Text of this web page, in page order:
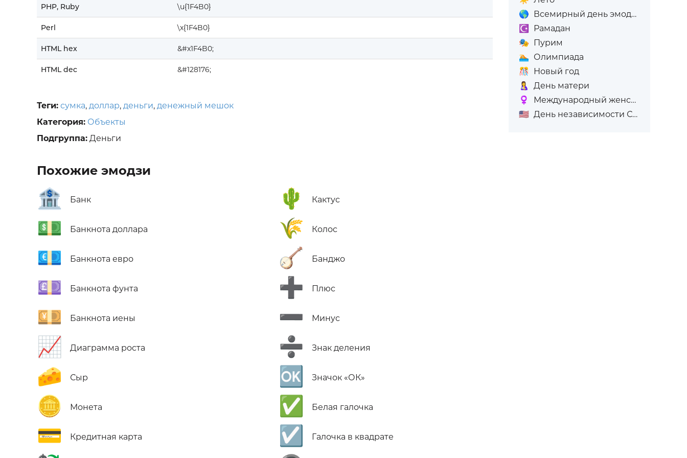
PHP, Ruby \u{1F4B0}
Perl \x{1F4B0}
HTML hex &#x1F4B0;
HTML dec &#128176;
Теги: сумка, доллар, деньги, денежный мешок
Категория: Объекты
Подгруппа: Деньги
Похожие эмодзи
🏦 Банк
💵 Банкнота доллара
💶 Банкнота евро
💷 Банкнота фунта
💴 Банкнота иены
📈 Диаграмма роста
🧀 Сыр
🪙 Монета
💳 Кредитная карта
🌵 Кактус
🌾 Колос
🪕 Банджо
➕ Плюс
➖ Минус
➗ Знак деления
🆗 Значок «ОК»
✅ Белая галочка
☑️ Галочка в квадрате
🌎 Всемирный день эмодзи
☪️
Рамадан
🎭 Пурим
🏊 Олимпиада
🎊
Новый год
🤱
День матери
♀️
Международный женский день (8-е марта)
🇺🇸 День независимости США